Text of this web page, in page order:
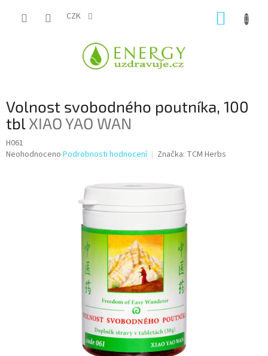
CZK
Volnost svobodného poutníka, 100
tblXIAO YAO WAN
H061
Průměrné
Neohodnoceno Podrobnosti hodnocení Značka: TCM Herbs